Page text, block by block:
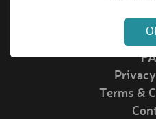
How
Terms &